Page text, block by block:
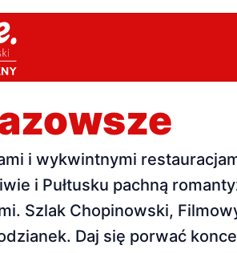
i wykwintnymi
i Pułtusku pachną
Szlak Chopinowski,
Daj się porwać